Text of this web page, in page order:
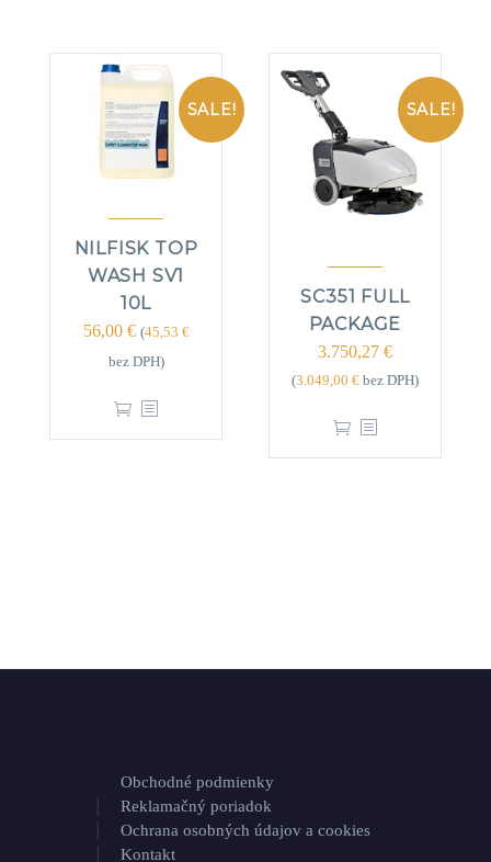
SALE!
NILFISK TOP
WASH SV1
10L
56,00 € (45,53 €
bez DPH)
SALE!
SC351 FULL
PACKAGE
3.750,27 €
(3.049,00 € bez DPH)
Obchodné podmienky
Reklamačný poriadok
Ochrana osobných údajov a cookies
Kontakt